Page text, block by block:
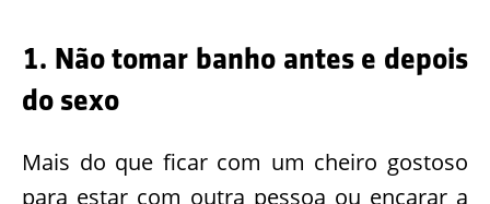
1. Não tomar banho antes e depois
do sexo
Mais do que ficar com um cheiro gostoso
para estar com outra pessoa ou encarar a